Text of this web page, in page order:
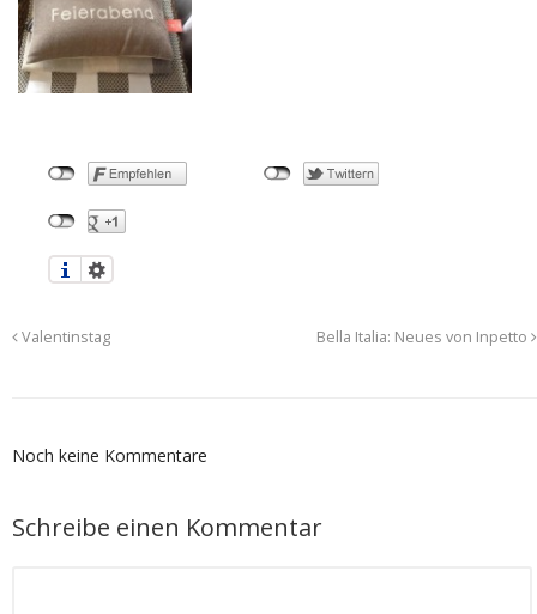
Valentinstag Bella Italia: Neues von Inpetto
Noch keine Kommentare
Schreibe einen Kommentar